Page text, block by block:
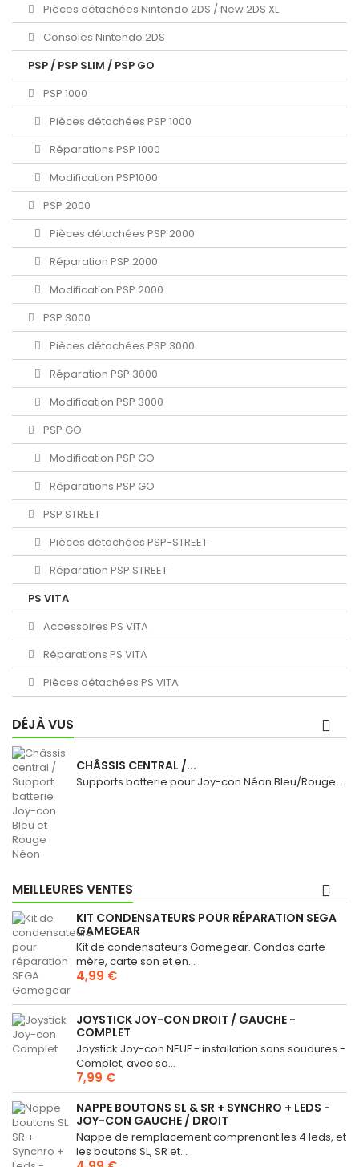
Pièces détachées Nintendo 2DS / New 2DS XL
Consoles Nintendo 2DS
PSP / PSP SLIM / PSP GO
PSP 1000
Pièces détachées PSP 1000
Réparations PSP 1000
Modification PSP1000
PSP 2000
Pièces détachées PSP 2000
Réparation PSP 2000
Modification PSP 2000
PSP 3000
Pièces détachées PSP 3000
Réparation PSP 3000
Modification PSP 3000
PSP GO
Modification PSP GO
Réparations PSP GO
PSP STREET
Pièces détachées PSP-STREET
Réparation PSP STREET
PS VITA
Accessoires PS VITA
Réparations PS VITA
Pièces détachées PS VITA
DÉJÀ VUS
CHÂSSIS CENTRAL /...
Supports batterie pour Joy-con Néon Bleu/Rouge...
MEILLEURES VENTES
KIT CONDENSATEURS POUR RÉPARATION SEGA
GAMEGEAR
Kit de condensateurs Gamegear. Condos carte
mère, carte son et en...
4,99 €
JOYSTICK JOY-CON DROIT / GAUCHE -
COMPLET
Joystick Joy-con NEUF - installation sans soudures -
Complet, avec sa...
7,99 €
NAPPE BOUTONS SL & SR + SYNCHRO + LEDS -
JOY-CON GAUCHE / DROIT
Nappe de remplacement comprenant les 4 leds, et
les boutons SL, SR et...